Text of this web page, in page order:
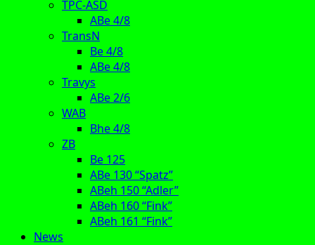
TPC-ASD
ABe 4/8
TransN
Be 4/8
ABe 4/8
Travys
ABe 2/6
WAB
Bhe 4/8
ZB
Be 125
ABe 130 “Spatz”
ABeh 150 “Adler”
ABeh 160 “Fink”
ABeh 161 “Fink”
News